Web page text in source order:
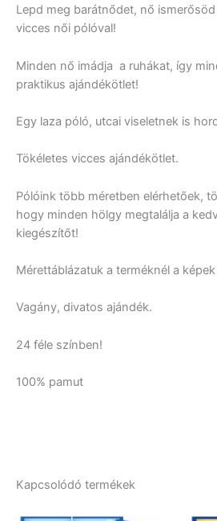
Lepd meg barátnődet, nő
vicces női pólóval!
Minden nő imádja a ruhákat, így
praktikus ajándékötlet!
Egy laza póló, utcai viseletnek is
Tökéletes vicces ajándékötlet.
Pólóink több méretben elérhetőek,
hogy minden hölgy megtalálja a
kiegészítőt!
Mérettáblázatuk a terméknél a
Vagány, divatos ajándék.
24 féle színben!
100% pamut
Kapcsolódó termékek